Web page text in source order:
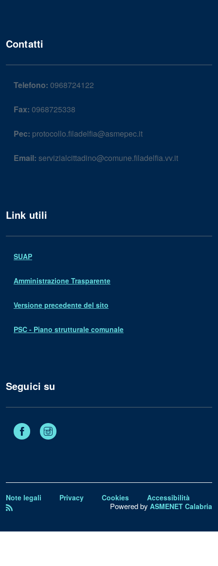
Contatti
Telefono: 0968724122
Fax: 0968725338
Pec: protocollo.filadelfia@asmepec.it
Email: servizialcittadino@comune.filadelfia.vv.it
Link utili
SUAP
Amministrazione Trasparente
Versione precedente del sito
PSC - Piano strutturale comunale
Seguici su
Facebook
Note legali Privacy Cookies Accessibilità
Powered by ASMENET Calabria